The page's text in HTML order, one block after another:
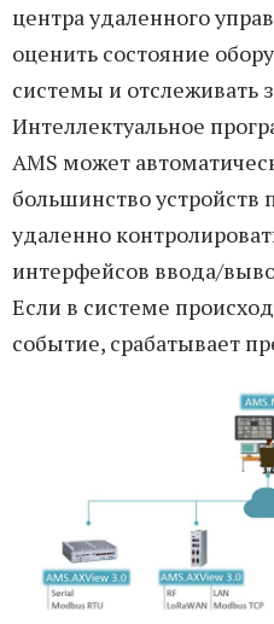
центра удаленного
оценить состояние
системы и отслеживать
Интеллектуальное
AMS может
большинство устройств
удаленно
интерфейсов ввода/
Если в системе
событие, срабатывает